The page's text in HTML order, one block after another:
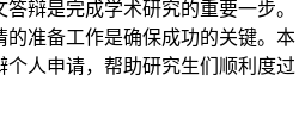
辩是完成学术研究的重要一步。
准备工作是确保成功的关键。本
人申请，帮助研究生们顺利度过